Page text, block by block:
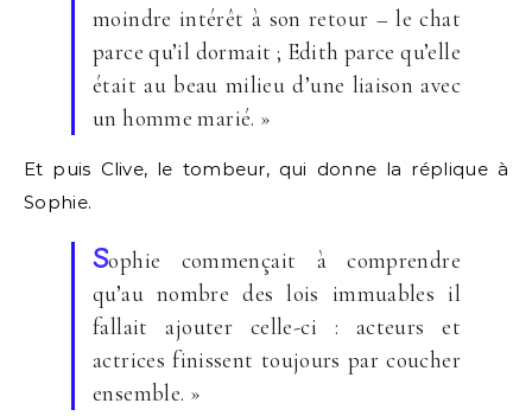
moindre intérêt à son retour – le chat
parce qu’il dormait ; Edith parce qu’elle
était au beau milieu d’une liaison avec
un homme marié. »
Et puis Clive, le tombeur, qui donne la réplique à
Sophie.
Sophie commençait à comprendre
qu’au nombre des lois immuables il
fallait ajouter celle-ci : acteurs et
actrices finissent toujours par coucher
ensemble. »